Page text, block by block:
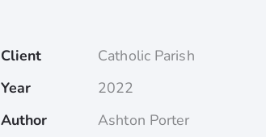
Client
Catholic Parish
Year
2022
Author
Ashton Porter